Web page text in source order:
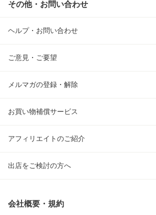
その他・お問い合わせ
ヘルプ・お問い合わせ
ご意見・ご要望
メルマガの登録・解除
お買い物補償サービス
アフィリエイトのご紹介
出店をご検討の方へ
会社概要・規約